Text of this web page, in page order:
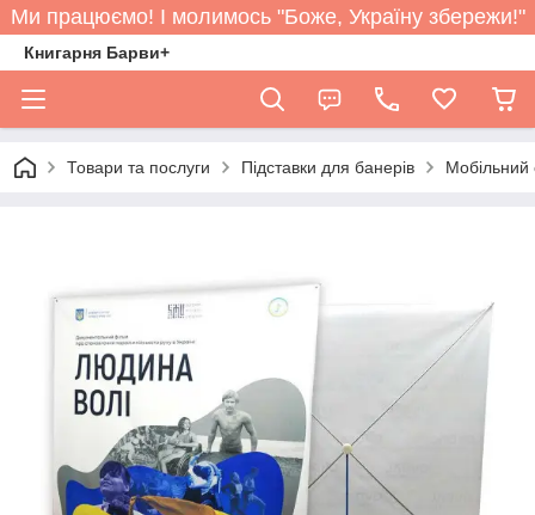
Ми працюємо! І молимось "Боже, Україну збережи!"
Книгарня Барви+
Товари та послуги Підставки для банерів